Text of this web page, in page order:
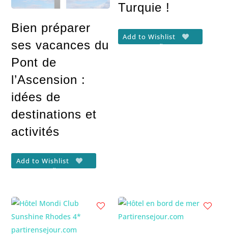
Bien préparer
ses vacances du
Pont de
l’Ascension :
idées de
destinations et
activités
Add to Wishlist
Turquie !
Add to Wishlist